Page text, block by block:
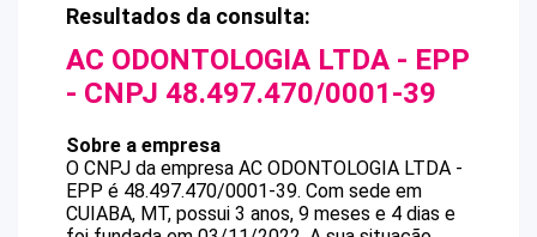
Resultados da consulta:
AC ODONTOLOGIA LTDA - EPP
- CNPJ 48.497.470/0001-39
Sobre a empresa
O CNPJ da empresa AC ODONTOLOGIA LTDA -
EPP é 48.497.470/0001-39. Com sede em
CUIABA, MT, possui 3 anos, 9 meses e 4 dias e